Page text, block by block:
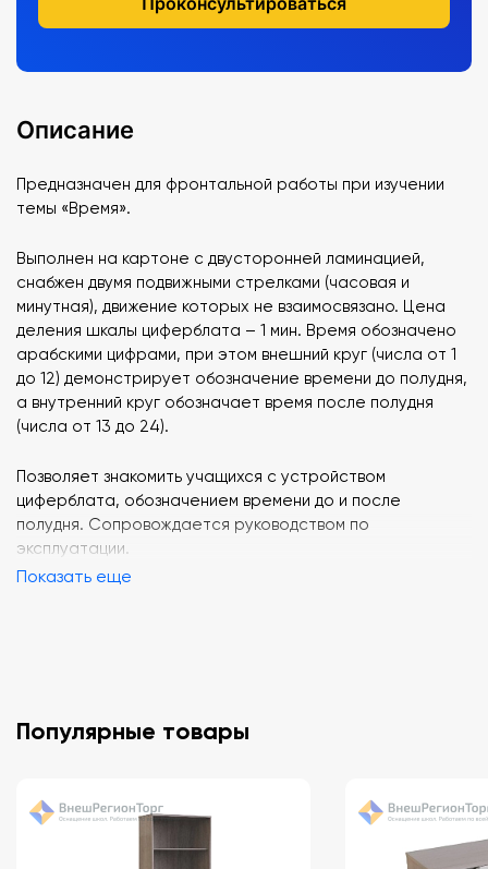
Описание
Предназначен для фронтальной работы при изучении
темы «Время».
Выполнен на картоне с двусторонней ламинацией,
снабжен двумя подвижными стрелками (часовая и
минутная), движение которых не взаимосвязано. Цена
деления шкалы циферблата – 1 мин. Время обозначено
арабскими цифрами, при этом внешний круг (числа от 1
до 12) демонстрирует обозначение времени до полудня,
а внутренний круг обозначает время после полудня
(числа от 13 до 24).
Позволяет знакомить учащихся с устройством
циферблата, обозначением времени до и после
полудня. Сопровождается руководством по
эксплуатации.
Показать еще
Популярные товары